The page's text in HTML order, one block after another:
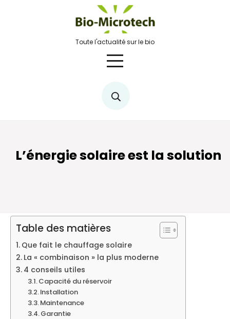
Toute l'actualité sur le bio
L’énergie solaire est la solution
Table des matières
Que fait le chauffage solaire
La « combinaison » la plus moderne
4 conseils utiles
Capacité du réservoir
Installation
Maintenance
Garantie